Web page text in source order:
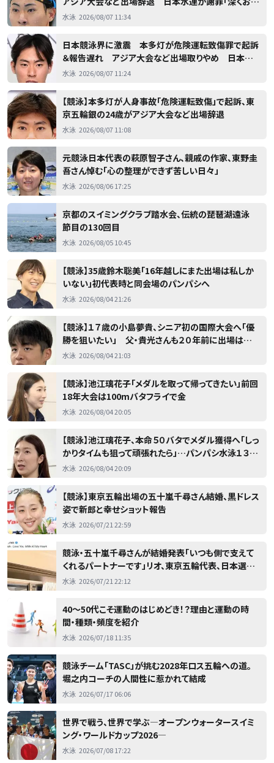
び」
水泳 2026/08/07 11:34
日本競泳界に激震 本多灯が危険運転致傷罪で起訴
＆報告遅れ アジア大会など出場取りやめ 日本水
泳連盟発表「代表選手として活動を継続することは適
水泳 2026/08/07 11:24
【競泳】本多灯が人身事故「危険運転致傷」で起訴、東
京五輪銀の24歳がアジア大会など出場辞退
水泳 2026/08/07 11:08
元競泳日本代表の萩原智子さん、親戚の作家、東野圭
吾さん悼む「心の整理ができず苦しい日々」
水泳 2026/08/06 17:25
京都のスイミングクラブ踏水会、伝統の琵琶湖遠泳
節目の130回目
水泳 2026/08/05 10:45
【競泳】35歳鈴木聡美「16年越しにまた出場は私しか
いない」初代表時と同会場のパンパシへ
水泳 2026/08/04 21:26
【競泳】１７歳の小島夢貴、シニア初の国際大会へ「優
勝を狙いたい」 父・貴光さんも２０年前に出場は
「今、知りました」…パンパシ水泳
水泳 2026/08/04 21:03
【競泳】池江璃花子「メダルを取って帰ってきたい」前回
18年大会は100mバタフライで金
水泳 2026/08/04 20:05
【競泳】池江璃花子、本命５０バタでメダル獲得へ「しっ
かりタイムも狙って頑張れたら」…パンパシ水泳１３日
開幕
水泳 2026/08/04 20:09
【競泳】東京五輪出場の五十嵐千尋さん結婚、黒ドレス
姿で新郎と幸せショット報告
水泳 2026/07/21 22:59
競泳・五十嵐千尋さんが結婚発表「いつも側で支えて
くれるパートナーです」リオ、東京五輪代表、日本選手
権４００ｍ自由形６連覇
水泳 2026/07/21 22:12
40～50代こそ運動のはじめどき！？理由と運動の時
間・種類・頻度を紹介
水泳 2026/07/18 11:35
競泳チーム「TASC」が挑む2028年ロス五輪への道。
堀之内コーチの人間性に惹かれて結成
水泳 2026/07/17 06:06
世界で戦う、世界で学ぶ―オープンウォータースイミ
ング・ワールドカップ2026―
水泳 2026/07/08 17:22